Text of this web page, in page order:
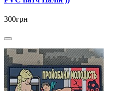
300грн